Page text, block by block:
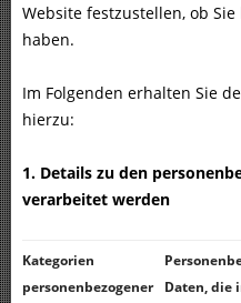
Website festzustellen, ob
haben.
Im Folgenden erhalten Sie
hierzu:
1. Details zu den
verarbeitet werden
Kategorien
personenbezogener
Daten, die